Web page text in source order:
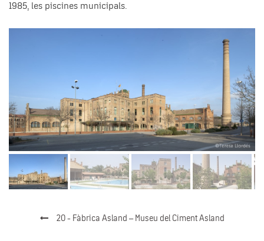
1985, les piscines municipals.
20 - Fàbrica Asland – Museu del Ciment Asland